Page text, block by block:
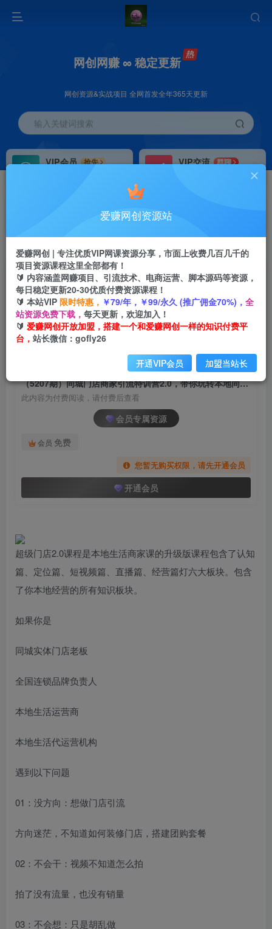
网创网赚 ∞ 稳定更新
网创资源&实战项目 全网首发全年365天更新
输入关键词搜索
VIP会员
抢先
VIP交流
群聊
研究探讨更多创业项目路子。
会员专属推广链接
首页 创业课程 会员专属 正文
（5207期）同城门店商家引流特训营2.0，带你玩
转本地同城经营所有知识板块！
爱赚网创
2年前发布
关注 私信
（5207期）同城门店商家引流特训营2.0，带你玩转本地同城经营所有知识板块！
此内容为付费阅读，请付费后查看
会员专属资源
会员 免费
您暂无购买权限，请先开通会员
开通会员
超级门店2.0课程是本地生活商家课的升级版课程包含了认知
篇、定位篇、短视频篇、直播篇、经营篇灯六大板块。包含
了你本地经营的所有知识板块。
如果你是
同城实体门店老板
全国连锁品牌负责人
本地生活运营商
本地生活代运营机构
遇到以下问题
01：没方向：想做门店引流
方向迷茫，不知道如何装修门店，搭建团购套餐
02：不会干：视频不知道怎么拍
拍了没有流量，也没有销量
03：不会想：只是胡乱做
爱赚网创资源站
爱赚网创 | 专注优质VIP网课资源分享，市面上收费几百几千的
项目资源课程这里全部都有！
🔰 内容涵盖网赚项目、引流技术、电商运营、脚本源码等资源，
每日稳定更新20-30优质付费资源课程！
🔰 本站VIP 限时特惠， ￥79/年，￥99/永久 (推广佣金70%)， 全
站资源免费下载， 每天更新，欢迎加入！
🔰 爱赚网创开放加盟，搭建一个和爱赚网创一样的知识付费平
台， 站长微信：gofly26
开通VIP会员 加盟当站长